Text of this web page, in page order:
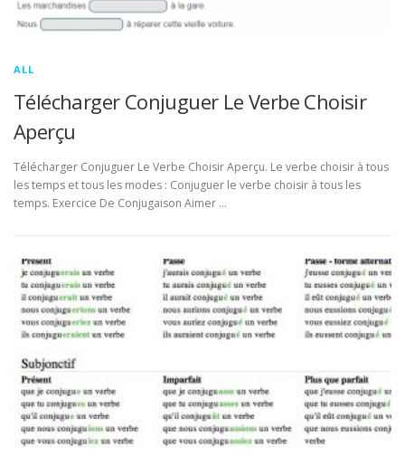
ALL
Télécharger Conjuguer Le Verbe Choisir
Aperçu
Télécharger Conjuguer Le Verbe Choisir Aperçu. Le verbe choisir à tous
les temps et tous les modes : Conjuguer le verbe choisir à tous les
temps. Exercice De Conjugaison Aimer …